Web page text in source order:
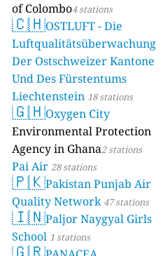
of Colombo4 stations
🇨🇭OSTLUFT - Die
Luftqualitätsüberwachung
Der Ostschweizer Kantone
Und Des Fürstentums
Liechtenstein 18 stations
🇬🇭Oxygen City
Environmental Protection
Agency in Ghana2 stations
Pai Air 28 stations
🇵🇰Pakistan Punjab Air
Quality Network 47 stations
🇮🇳Paljor Naygyal Girls
School 1 stations